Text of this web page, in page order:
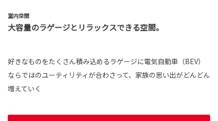
室内空間
大容量のラゲージとリラックスできる空間。
好きなものをたくさん積み込めるラゲージに電気自動車（BEV）
ならではのユーティリティが合わさって、家族の思い出がどんどん
増えていく